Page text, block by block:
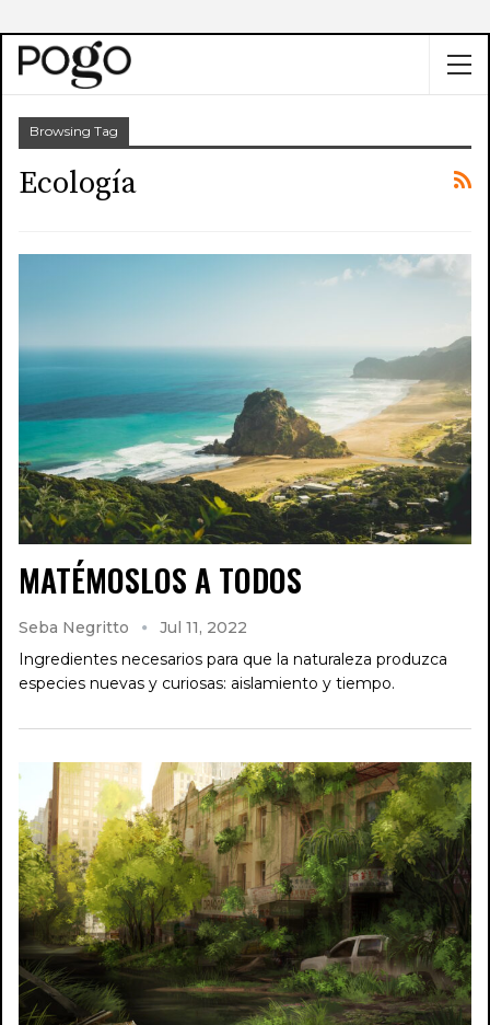
Browsing Tag
Ecología
MATÉMOSLOS A TODOS
Seba Negritto
Jul 11, 2022
Ingredientes necesarios para que la naturaleza produzca
especies nuevas y curiosas: aislamiento y tiempo.